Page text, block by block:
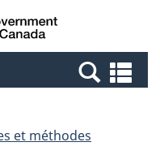
Canada
et
et méthodes